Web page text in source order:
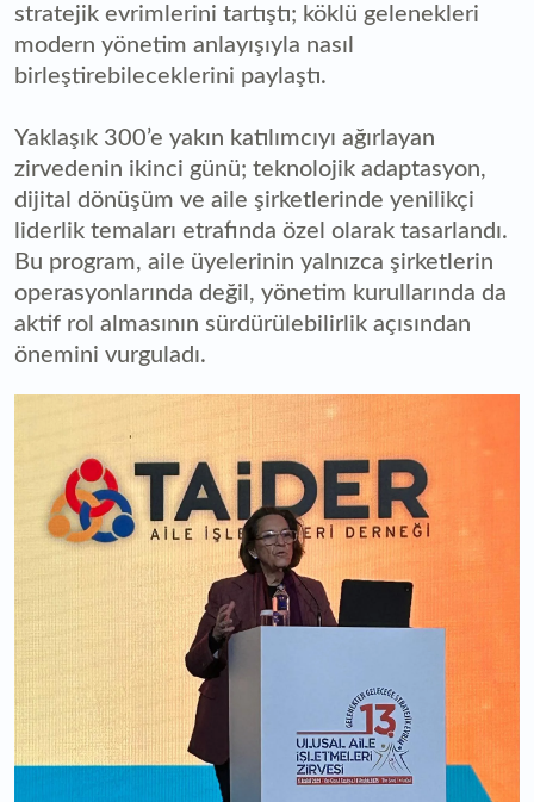
stratejik evrimlerini tartıştı; köklü gelenekleri
modern yönetim anlayışıyla nasıl
birleştirebileceklerini paylaştı.
Yaklaşık 300’e yakın katılımcıyı ağırlayan
zirvedenin ikinci günü; teknolojik adaptasyon,
dijital dönüşüm ve aile şirketlerinde yenilikçi
liderlik temaları etrafında özel olarak tasarlandı.
Bu program, aile üyelerinin yalnızca şirketlerin
operasyonlarında değil, yönetim kurullarında da
aktif rol almasının sürdürülebilirlik açısından
önemini vurguladı.